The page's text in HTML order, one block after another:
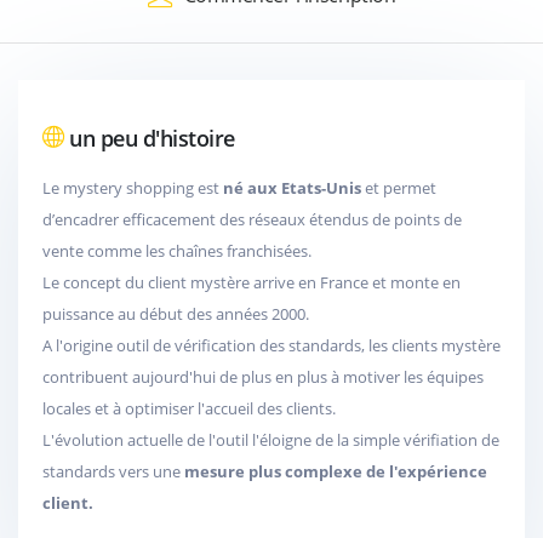
un peu d'histoire
Le mystery shopping est né aux Etats-Uniset permet
d’encadrer efficacement des réseaux étendus de points de
vente comme les chaînes franchisées.
Le concept du client mystère arrive en France et monte en
puissance au début des années 2000.
A l'origine outil de vérification des standards, les clients mystère
contribuent aujourd'hui de plus en plus à motiver les équipes
locales et à optimiser l'accueil des clients.
L'évolution actuelle de l'outil l'éloigne de la simple vérifiation de
standards vers une mesure plus complexe de l'expérience
client.